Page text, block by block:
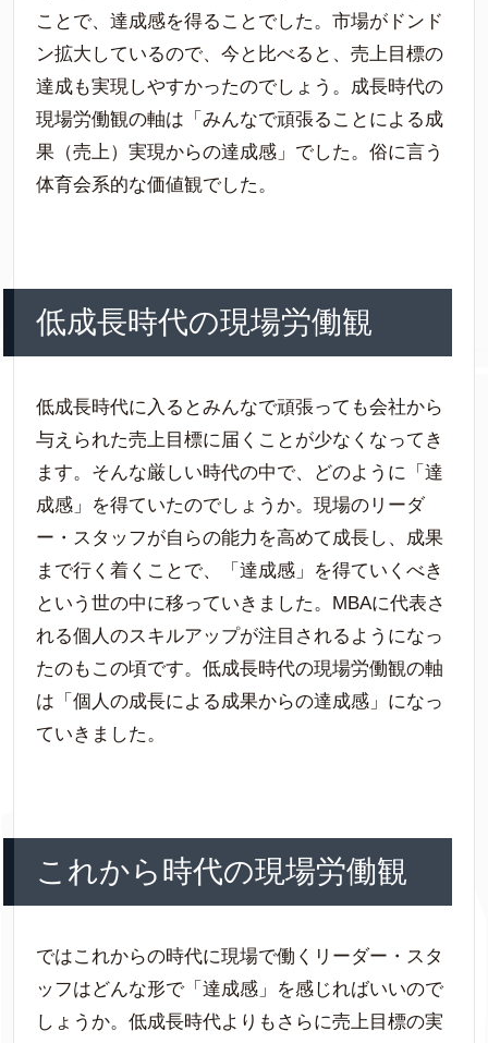
ことで、達成感を得ることでした。市場がドンド
ン拡大しているので、今と比べると、売上目標の
達成も実現しやすかったのでしょう。成長時代の
現場労働観の軸は「みんなで頑張ることによる成
果（売上）実現からの達成感」でした。俗に言う
体育会系的な価値観でした。
低成長時代の現場労働観
低成長時代に入るとみんなで頑張っても会社から
与えられた売上目標に届くことが少なくなってき
ます。そんな厳しい時代の中で、どのように「達
成感」を得ていたのでしょうか。現場のリーダ
ー・スタッフが自らの能力を高めて成長し、成果
まで行く着くことで、「達成感」を得ていくべき
という世の中に移っていきました。MBAに代表さ
れる個人のスキルアップが注目されるようになっ
たのもこの頃です。低成長時代の現場労働観の軸
は「個人の成長による成果からの達成感」になっ
ていきました。
これから時代の現場労働観
ではこれからの時代に現場で働くリーダー・スタ
ッフはどんな形で「達成感」を感じればいいので
しょうか。低成長時代よりもさらに売上目標の実